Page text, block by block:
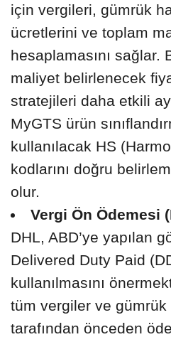
için vergileri, gümrük
ücretlerini ve toplam
hesaplamasını sağlar.
maliyet belirlenecek
stratejileri daha etkili
MyGTS ürün
kullanılacak HS
kodlarını doğru
olur.
Vergi Ön Ödemesi
DHL, ABD’ye yapılan
Delivered Duty Paid
kullanılmasını
tüm vergiler ve gümrük
tarafından önceden